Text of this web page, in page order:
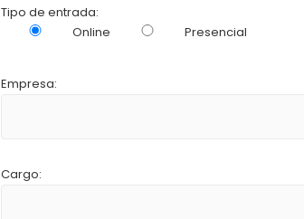
Tipo de entrada:
Online
Presencial
Empresa:
Cargo: